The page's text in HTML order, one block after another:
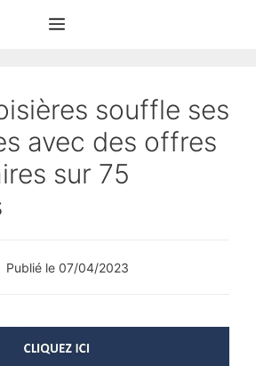
Menu
souffle ses
avec des offres
sur 75
Publié le 07/04/2023